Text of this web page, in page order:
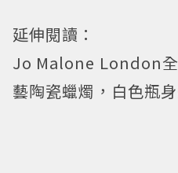
延伸閱讀：
Jo Malone London
藝陶瓷蠟燭，白色瓶